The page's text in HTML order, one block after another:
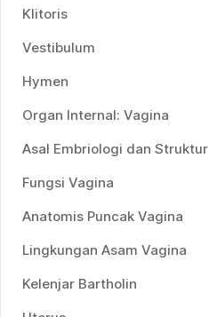
Klitoris
Vestibulum
Hymen
Organ Internal: Vagina
Asal Embriologi dan Struktur
Fungsi Vagina
Anatomis Puncak Vagina
Lingkungan Asam Vagina
Kelenjar Bartholin